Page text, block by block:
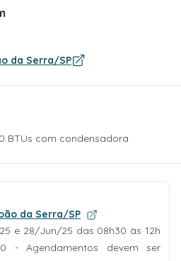
da Serra/SP
BTUs com condensadora
da Serra/SP
e 28/Jun/25 das 08h30 às 12h
- Agendamentos devem ser